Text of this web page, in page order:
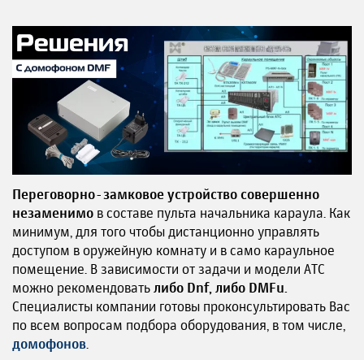
Переговорно-замковое устройство совершенно
незаменимо в составе пульта начальника караула. Как
минимум, для того чтобы дистанционно управлять
доступом в оружейную комнату и в само караульное
помещение. В зависимости от задачи и модели АТС
можно рекомендовать либо Dnf, либо DMFu.
Специалисты компании готовы проконсультировать Вас
по всем вопросам подбора оборудования, в том числе,
домофонов